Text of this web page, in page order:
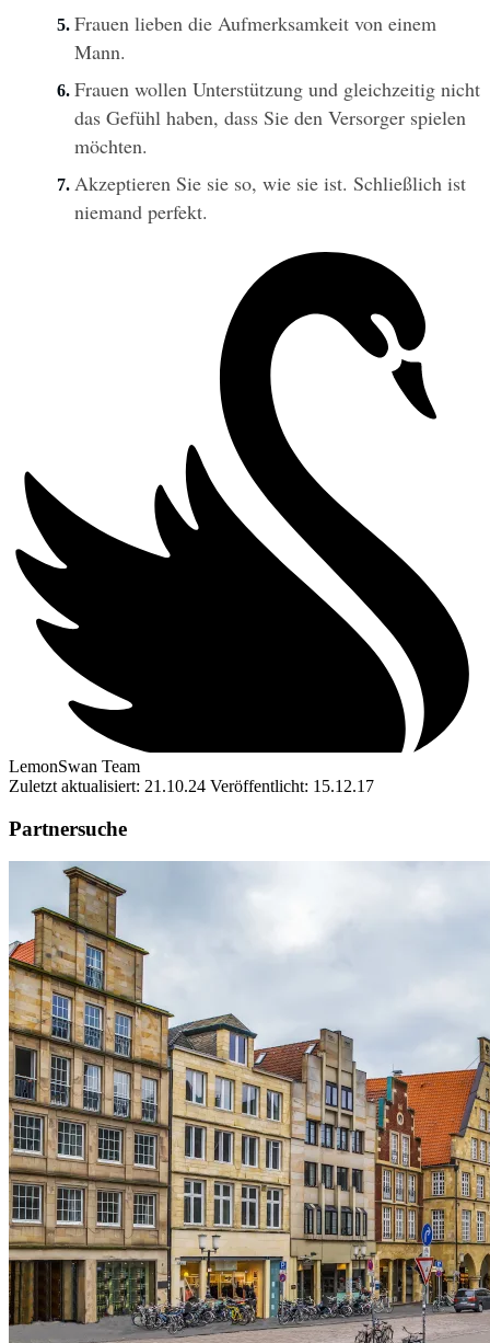
Frauen lieben die Aufmerksamkeit von einem
Mann.
Frauen wollen Unterstützung und gleichzeitig nicht
das Gefühl haben, dass Sie den Versorger spielen
möchten.
Akzeptieren Sie sie so, wie sie ist. Schließlich ist
niemand perfekt.
LemonSwan Team
Zuletzt aktualisiert: 21.10.24 Veröffentlicht: 15.12.17
Partnersuche